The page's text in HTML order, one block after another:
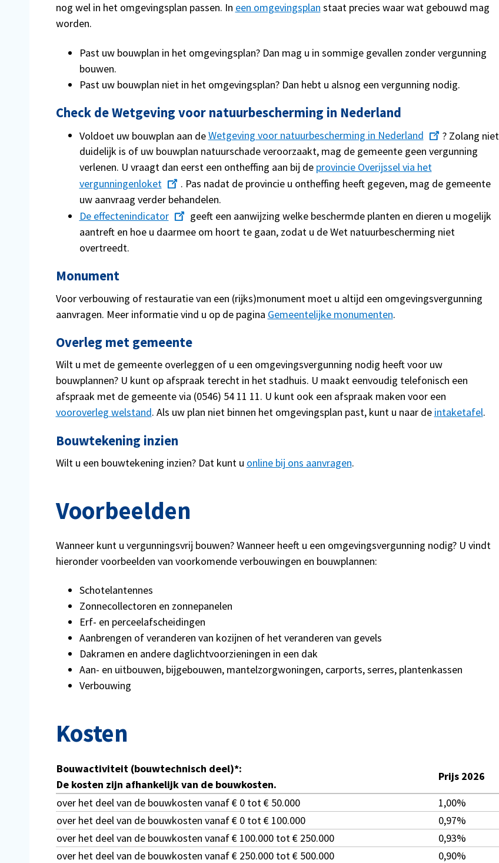
nog wel in het omgevingsplan passen. In een omgevingsplan staat precies waar wat gebouwd mag
worden.
Past uw bouwplan in het omgevingsplan? Dan mag u in sommige gevallen zonder vergunning
bouwen.
Past uw bouwplan niet in het omgevingsplan? Dan hebt u alsnog een vergunning nodig.
Check de Wetgeving voor natuurbescherming in Nederland
Voldoet uw bouwplan aan deWetgeving voor natuurbescherming in Nederland
? Zolang niet
duidelijk is of uw bouwplan natuurschade veroorzaakt, mag de gemeente geen vergunning
verlenen. U vraagt dan eerst een ontheffing aan bij de provincie Overijssel via het
vergunningenloket
. Pas nadat de provincie u ontheffing heeft gegeven, mag de gemeente
uw aanvraag verder behandelen.
De effectenindicator
geeft een aanwijzing welke beschermde planten en dieren u mogelijk
aantreft en hoe u daarmee om hoort te gaan, zodat u de Wet natuurbescherming niet
overtreedt.
Monument
Voor verbouwing of restauratie van een (rijks)monument moet u altijd een omgevingsvergunning
aanvragen. Meer informatie vind u op de pagina Gemeentelijke monumenten.
Overleg met gemeente
Wilt u met de gemeente overleggen of u een omgevingsvergunning nodig heeft voor uw
bouwplannen? U kunt op afspraak terecht in het stadhuis. U maakt eenvoudig telefonisch een
afspraak met de gemeente via (0546) 54 11 11. U kunt ook een afspraak maken voor een
vooroverleg welstand. Als uw plan niet binnen het omgevingsplan past, kunt u naar de intaketafel.
Bouwtekening inzien
Wilt u een bouwtekening inzien? Dat kunt u online bij ons aanvragen.
Voorbeelden
Wanneer kunt u vergunningsvrij bouwen? Wanneer heeft u een omgevingsvergunning nodig? U vindt
hieronder voorbeelden van voorkomende verbouwingen en bouwplannen:
Schotelantennes
Zonnecollectoren en zonnepanelen
Erf- en perceelafscheidingen
Aanbrengen of veranderen van kozijnen of het veranderen van gevels
Dakramen en andere daglichtvoorzieningen in een dak
Aan- en uitbouwen, bijgebouwen, mantelzorgwoningen, carports, serres, plantenkassen
Verbouwing
Kosten
Bouwactiviteit (bouwtechnisch deel)*:
De kosten zijn afhankelijk van de bouwkosten.
Prijs 2026
over het deel van de bouwkosten vanaf € 0 tot € 50.000
1,00%
over het deel van de bouwkosten vanaf € 0 tot € 100.000
0,97%
over het deel van de bouwkosten vanaf € 100.000 tot € 250.000
0,93%
over het deel van de bouwkosten vanaf € 250.000 tot € 500.000
0,90%